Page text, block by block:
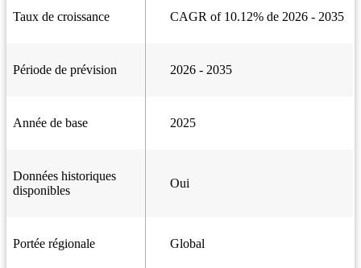
Taux de croissance CAGR of 10.12% de 2026 - 2035
Période de prévision 2026 - 2035
Année de base 2025
Données historiques
disponibles
Oui
Portée régionale Global